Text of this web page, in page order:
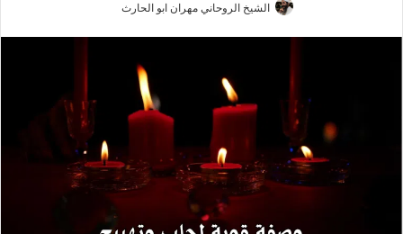
الشيخ الروحاني مهران ابو الحارث